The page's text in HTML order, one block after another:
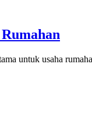
untuk usaha